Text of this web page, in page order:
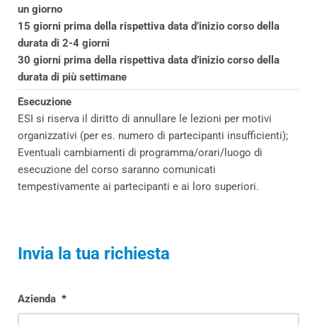
un giorno
15 giorni prima della rispettiva data d’inizio corso della
durata di 2-4 giorni
30 giorni prima della rispettiva data d’inizio corso della
durata di più settimane
Esecuzione
ESI si riserva il diritto di annullare le lezioni per motivi
organizzativi (per es. numero di partecipanti insufficienti);
Eventuali cambiamenti di programma/orari/luogo di
esecuzione del corso saranno comunicati
tempestivamente ai partecipanti e ai loro superiori.
Invia la tua richiesta
Azienda *